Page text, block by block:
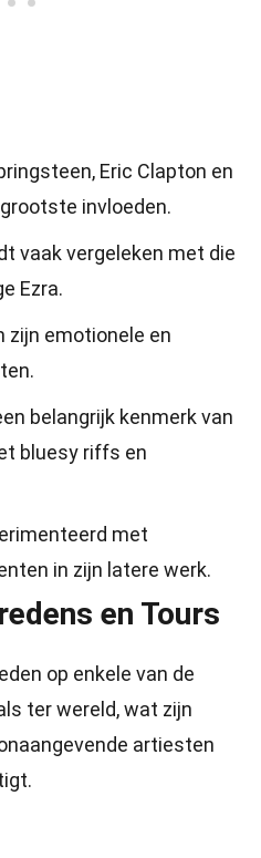
Eric Clapton en
invloeden.
vaak vergeleken met die
Ezra.
zijn emotionele en
belangrijk kenmerk van
bluesy riffs en
met
in zijn latere werk.
en Tours
op enkele van de
ter wereld, wat zijn
artiesten